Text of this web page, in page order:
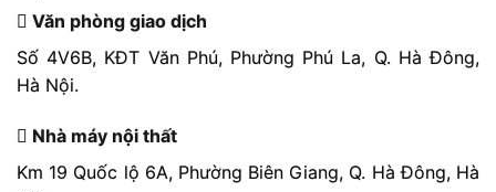
Văn phòng giao dịch
Số 4V6B, KĐT Văn Phú, Phường Phú La, Q. Hà Đông,
Hà Nội.
Nhà máy nội thất
Km 19 Quốc lộ 6A, Phường Biên Giang, Q. Hà Đông, Hà